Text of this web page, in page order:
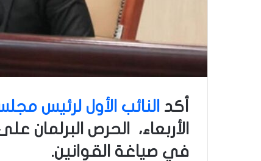
أكد النائب الأول لرئيس
الأربعاء، الحرص
في صياغة القوانين.